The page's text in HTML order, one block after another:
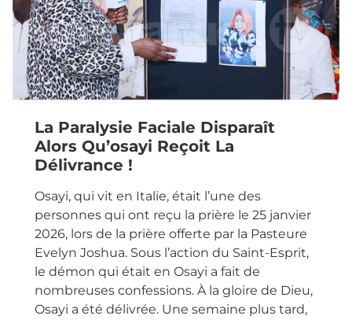
La Paralysie Faciale Disparaît
Alors Qu’osayi Reçoit La
Délivrance !
Osayi, qui vit en Italie, était l’une des
personnes qui ont reçu la prière le 25 janvier
2026, lors de la prière offerte par la Pasteure
Evelyn Joshua. Sous l’action du Saint-Esprit,
le démon qui était en Osayi a fait de
nombreuses confessions. À la gloire de Dieu,
Osayi a été délivrée. Une semaine plus tard,